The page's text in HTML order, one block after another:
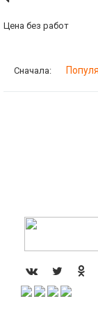
Цена без работ
Сначала: